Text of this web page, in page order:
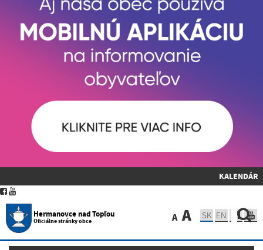
KALENDÁR
Hermanovce nad Topľou
Oficiálne stránky obce A A SK EN